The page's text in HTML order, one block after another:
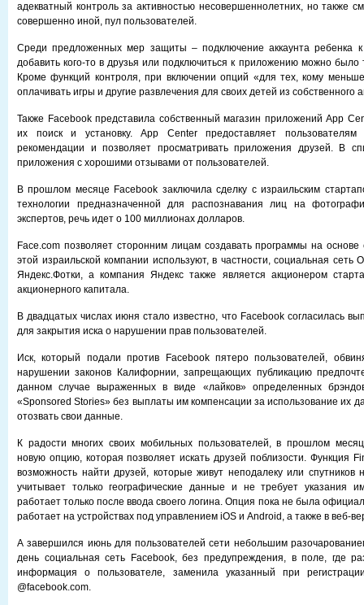
адекватный контроль за активностью несовершеннолетних, но также
совершенно иной, пул пользователей.
Среди предложенных мер защиты – подключение аккаунта ребенка к
добавить кого-то в друзья или подключиться к приложению можно было
Кроме функций контроля, при включении опций «для тех, кому
оплачивать игры и другие развлечения для своих детей из собственного
Также Facebook представила собственный магазин приложений App
их поиск и установку. App Center предоставляет пользователям
рекомендации и позволяет просматривать приложения друзей. В
приложения с хорошими отзывами от пользователей.
В прошлом месяце Facebook заключила сделку с израильским
технологии предназначенной для распознавания лиц на
экспертов, речь идет о 100 миллионах долларов.
Face.com позволяет сторонним лицам создавать программы на основе
этой израильской компании используют, в частности, социальная сеть
Яндекс.Фотки, а компания Яндекс также является акционером
акционерного капитала.
В двадцатых числах июня стало известно, что Facebook согласилась
для закрытия иска о нарушении прав пользователей.
Иск, который подали против Facebook пятеро пользователей,
нарушении законов Калифорнии, запрещающих публикацию
данном случае выраженных в виде «лайков» определенных
«Sponsored Stories» без выплаты им компенсации за использование их
отозвать свои данные.
К радости многих своих мобильных пользователей, в прошлом
новую опцию, которая позволяет искать друзей поблизости. Функция
возможность найти друзей, которые живут неподалеку или спутников
учитывает только географические данные и не требует указания
работает только после ввода своего логина. Опция пока не была
работает на устройствах под управлением iOS и Android, а также в веб-
А завершился июнь для пользователей сети небольшим
день социальная сеть Facebook, без предупреждения, в поле, где
информация о пользователе, заменила указанный при
@facebook.com.